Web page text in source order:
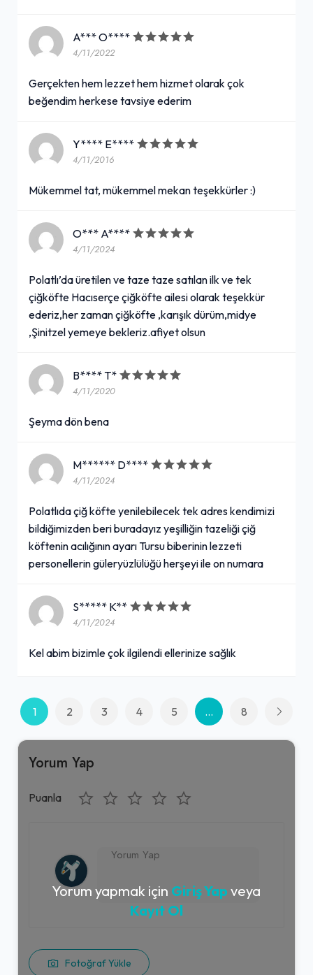
A*** O****
4/11/2022
Gerçekten hem lezzet hem hizmet olarak çok
beğendim herkese tavsiye ederim
Y**** E****
4/11/2016
Mükemmel tat, mükemmel mekan teşekkürler :)
O*** A****
4/11/2024
Polatlı’da üretilen ve taze taze satılan ilk ve tek
çiğköfte Hacıserçe çiğköfte ailesi olarak teşekkür
ederiz,her zaman çiğköfte ,karışık dürüm,midye
,Şinitzel yemeye bekleriz.afiyet olsun
B**** T*
4/11/2020
Şeyma dön bena
M****** D****
4/11/2024
Polatlıda çiğ köfte yenilebilecek tek adres kendimizi
bildiğimizden beri buradayız yeşilliğin tazeliği çiğ
köftenin acılığının ayarı Tursu biberinin lezzeti
personellerin güleryüzlülüğü herşeyi ile on numara
S***** K**
4/11/2024
Kel abim bizimle çok ilgilendi ellerinize sağlık
1 2 3 4 5 ... 8
Yorum Yap
Puanla
Fotoğraf Yükle
Yorum yapmak için Giriş Yap veya
Kayıt Ol